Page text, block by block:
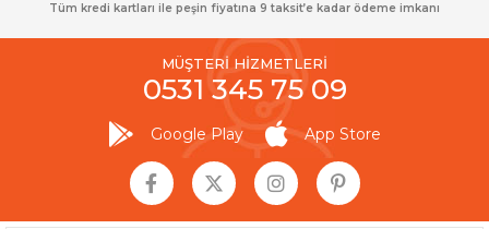
Tüm kredi kartları ile peşin fiyatına 9 taksit’e kadar ödeme imkanı
MÜŞTERİ HİZMETLERİ
0531 345 75 09
Google Play App Store